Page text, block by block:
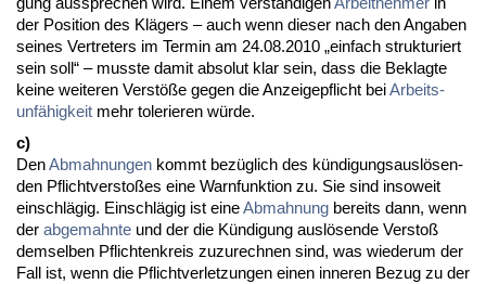
der Po­si­ti­on des Klägers – auch wenn die­ser nach den An­ga­ben
sei­nes Ver­tre­ters im Ter­min am 24.08.2010 „ein­fach struk­tu­riert
sein soll“ – muss­te da­mit ab­so­lut klar sein, dass die Be­klag­te
kei­ne wei­te­ren Verstöße ge­gen die An­zei­ge­pflicht beiAr­beits­
unfähig­keit mehr to­le­rie­ren würde.
c)
DenAb­mah­nun­gen kommt bezüglich des kündi­gungs­auslösen­
den Pflicht­ver­s­toßes ei­ne Warn­funk­ti­on zu. Sie sind in­so­weit
ein­schlägig. Ein­schlägig ist ei­neAb­mah­nung be­reits dann, wenn
der ab­ge­mahn­te und der die Kündi­gung auslösen­de Ver­s­toß
dem­sel­ben Pflich­ten­kreis zu­zu­rech­nen sind, was wie­der­um der
Fall ist, wenn die Pflicht­ver­let­zun­gen ei­nen in­ne­ren Be­zug zu der